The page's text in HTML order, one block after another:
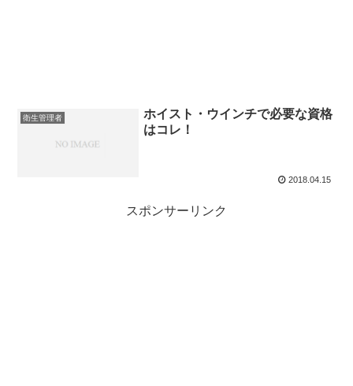
衛生管理者
ホイスト・ウインチで必要な資格
はコレ！
2018.04.15
スポンサーリンク